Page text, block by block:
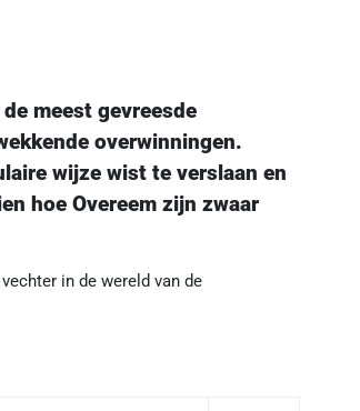
meest gevreesde
overwinningen.
wijze wist te verslaan en
hoe Overeem zijn zwaar
in de wereld van de